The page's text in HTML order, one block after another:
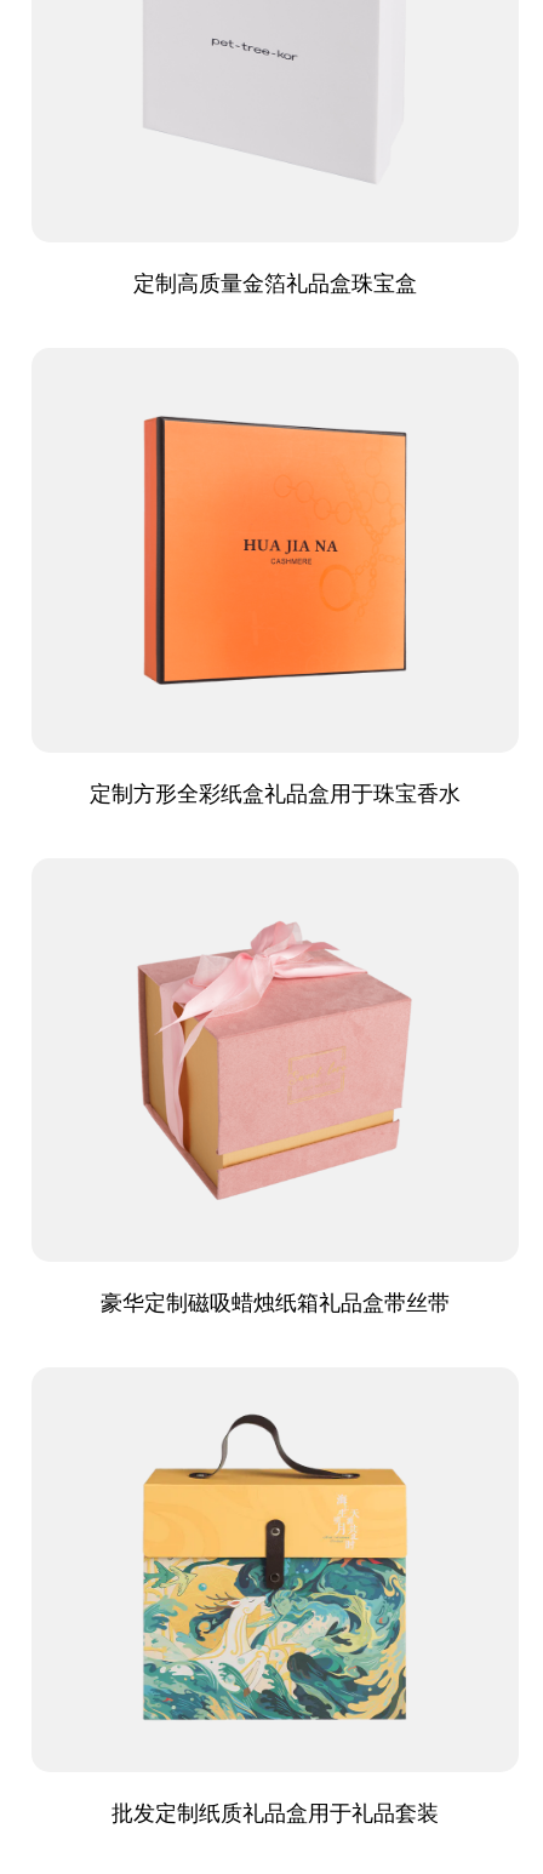
定制高质量金箔礼品盒珠宝盒
定制方形全彩纸盒礼品盒用于珠宝香水
豪华定制磁吸蜡烛纸箱礼品盒带丝带
批发定制纸质礼品盒用于礼品套装